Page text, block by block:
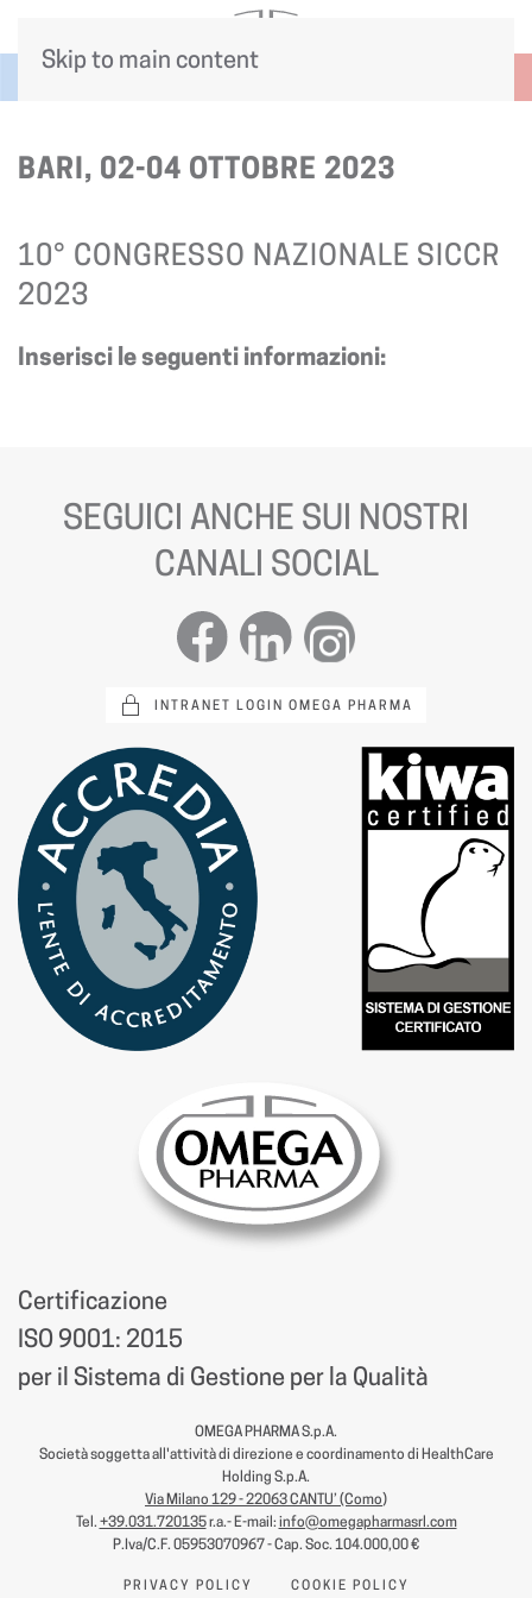
Skip to main content
BARI, 02-04 OTTOBRE 2023
10° CONGRESSO NAZIONALE SICCR
2023
Inserisci le seguenti informazioni:
SEGUICI ANCHE SUI NOSTRI
CANALI SOCIAL
INTRANET LOGIN OMEGA PHARMA
Certificazione
ISO 9001: 2015
per il Sistema di Gestione per la Qualità
OMEGA PHARMA S.p.A.
Società soggetta all'attività di direzione e coordinamento di HealthCare
Holding S.p.A.
Via Milano 129 - 22063 CANTU’ (Como)
Tel. +39.031.720135r.a.- E-mail: info@omegapharmasrl.com
P.Iva/C.F. 05953070967 - Cap. Soc. 104.000,00 €
PRIVACY POLICY COOKIE POLICY